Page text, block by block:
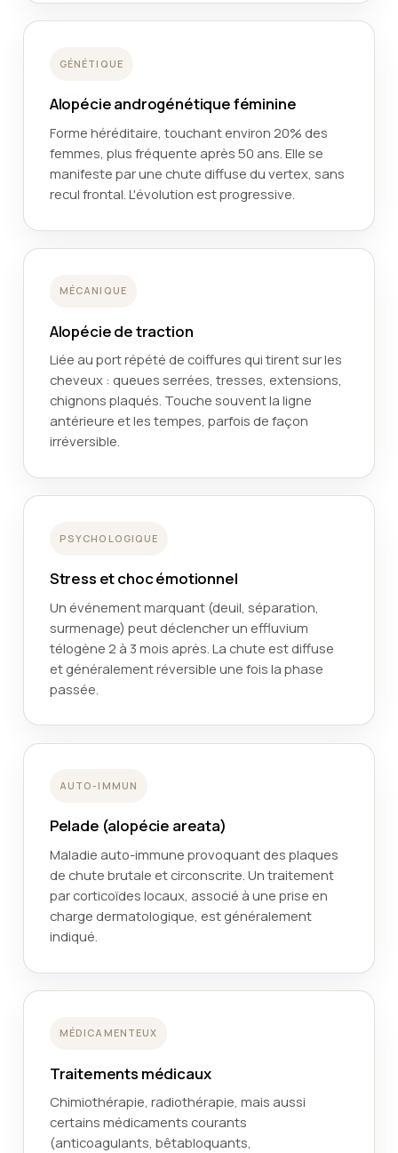
GÉNÉTIQUE
Alopécie androgénétique féminine
Forme héréditaire, touchant environ 20% des
femmes, plus fréquente après 50 ans. Elle se
manifeste par une chute diffuse du vertex, sans
recul frontal. L'évolution est progressive.
MÉCANIQUE
Alopécie de traction
Liée au port répété de coiffures qui tirent sur les
cheveux : queues serrées, tresses, extensions,
chignons plaqués. Touche souvent la ligne
antérieure et les tempes, parfois de façon
irréversible.
PSYCHOLOGIQUE
Stress et choc émotionnel
Un événement marquant (deuil, séparation,
surmenage) peut déclencher un effluvium
télogène 2 à 3 mois après. La chute est diffuse
et généralement réversible une fois la phase
passée.
AUTO-IMMUN
Pelade (alopécie areata)
Maladie auto-immune provoquant des plaques
de chute brutale et circonscrite. Un traitement
par corticoïdes locaux, associé à une prise en
charge dermatologique, est généralement
indiqué.
MÉDICAMENTEUX
Traitements médicaux
Chimiothérapie, radiothérapie, mais aussi
certains médicaments courants
(anticoagulants, bêtabloquants,